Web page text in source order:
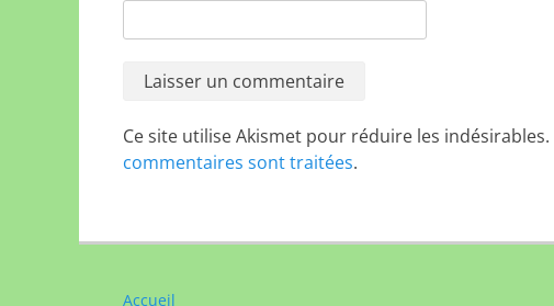
Ce site utilise Akismet pour réduire les indésirables.
commentaires sont traitées.
Accueil